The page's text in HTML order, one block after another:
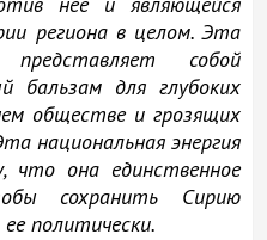
региона в целом. Эта
представляет собой
бальзам для глубоких
обществе и грозящих
национальная энергия
что она единственное
сохранить Сирию
политически.